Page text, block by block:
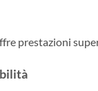
prestazioni